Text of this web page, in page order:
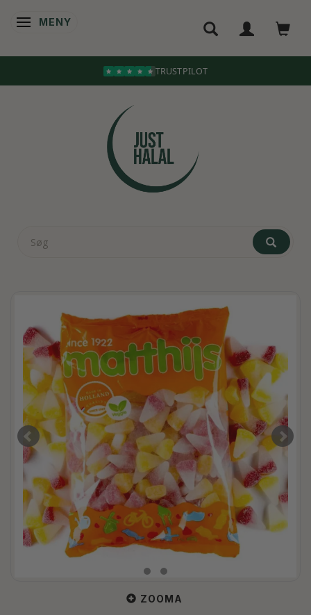
ÄNDRA NAVIGERING
MENY
TRUSTPILOT
ZOOMA